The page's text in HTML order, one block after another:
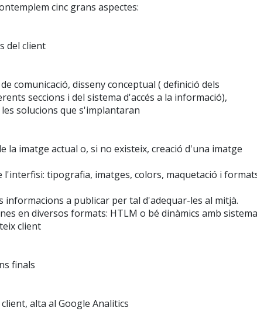
cinc grans aspectes:
del client
comunicació, disseny conceptual ( definició dels
seccions i del sistema d'accés a la informació),
solucions que s'implantaran
la imatge actual o, si no existeix, creació d'una imatge
l'interfisi: tipografia, imatges, colors, maquetació i
informacions a publicar per tal d'adequar-les al mitjà.
en diversos formats: HTLM o bé dinàmics amb sistema
client
finals
alta al Google Analitics